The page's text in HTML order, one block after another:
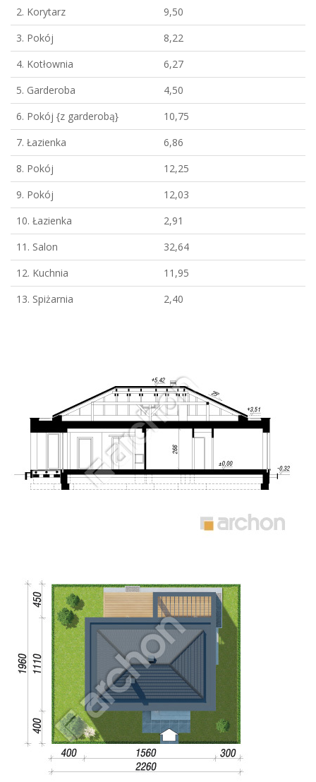
2. Korytarz
9,50
3. Pokój
8,22
4. Kotłownia
6,27
5. Garderoba
4,50
6. Pokój {z garderobą}
10,75
7. Łazienka
6,86
8. Pokój
12,25
9. Pokój
12,03
10. Łazienka
2,91
11. Salon
32,64
12. Kuchnia
11,95
13. Spiżarnia
2,40